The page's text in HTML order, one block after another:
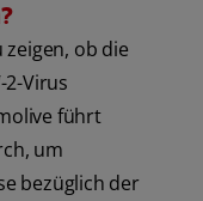
ob die
2-Virus
führt
um
bezüglich der